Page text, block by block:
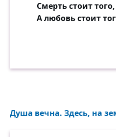
Смерть стоит
А любовь стоит
Душа вечна. Здесь, на